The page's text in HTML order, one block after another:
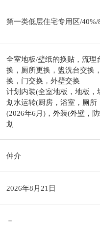
第一类低层住宅专用区/40%/
全室地板/壁纸的换贴，流理
换，厕所更换，盥洗台交换
换，门交换，外壁交换
计划内装(全室地板，地板，
划水运转(厨房，浴室，厕
(2026年6月)，外装(外壁，
划
仲介
2026年8月21日
－